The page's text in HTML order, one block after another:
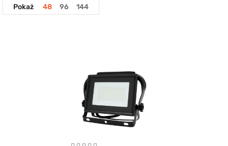
Pokaż 48 96 144